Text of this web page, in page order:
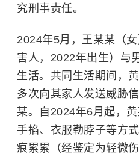
究刑事责任。
2024年5月，王某某（
害人，2022年出生）与
生活。共同生活期间，
多次向其家人发送威胁
某。自2024年6月起，黄
手掐、衣服勒脖子等方
痕累累（经鉴定为轻微